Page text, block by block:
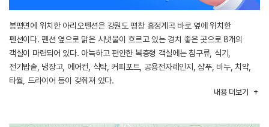
봉평면에 위치한 아리오펜션은 강원도 평창 흥정계곡 바로 옆에 위치한
펜션이다. 펜션 옆으로 맑은 시냇물이 흐르고 있는 경치 좋은 곳으로 8개의
객실이 마련되어 있다. 아늑하고 편안한 복층형 객실에는 침구류, 식기,
전기밥솥, 냉장고, 에어컨, 식탁, 커피포트, 공용전자레인지, 샴푸, 비누, 치약,
타월, 드라이어 등이 갖춰져 있다.
내용 더보기